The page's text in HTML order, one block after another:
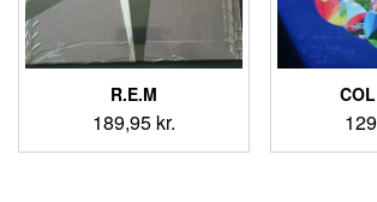
R.E.M
189,95 kr.